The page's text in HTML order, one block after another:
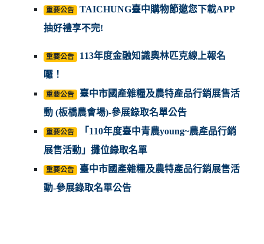
重要公告
TAICHUNG臺中購物節邀您下載APP
抽好禮享不完!
重要公告
113年度金融知識奧林匹克線上報名
囉！
重要公告
臺中市國產雜糧及農特產品行銷展售活
動 (板橋農會場)-參展錄取名單公告
重要公告
「110年度臺中青農young~農產品行銷
展售活動」攤位錄取名單
重要公告
臺中市國產雜糧及農特產品行銷展售活
動-參展錄取名單公告